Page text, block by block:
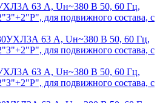
63 А, Uн~380 В 50, 60 Гц,
для подвижного состава, с
63 А, Uн~380 В 50, 60 Гц,
для подвижного состава, с